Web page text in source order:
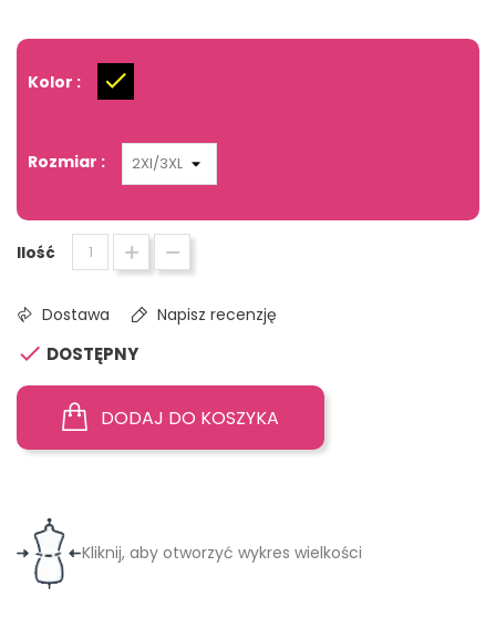
Kolor :
Rozmiar :
Ilość
Dostawa Napisz recenzję
 DOSTĘPNY
DODAJ DO KOSZYKA
Kliknij, aby otworzyć wykres wielkości